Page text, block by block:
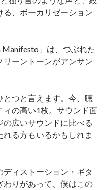
る、ボーカリゼーション
」は、つぶれた
リーントーンがアンサン
つと言えます。今、聴
ィの高い1枚。サウンド面
広いサウンドに比べる
る方もいるかもしれま
ィストーション・ギタ
わりがあって、僕はこの